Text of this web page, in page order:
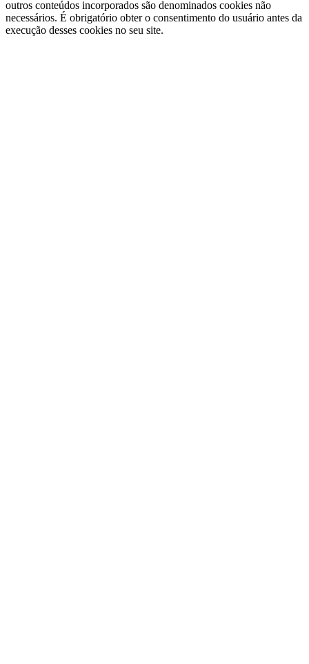
outros conteúdos incorporados são denominados cookies não
necessários. É obrigatório obter o consentimento do usuário antes da
execução desses cookies no seu site.